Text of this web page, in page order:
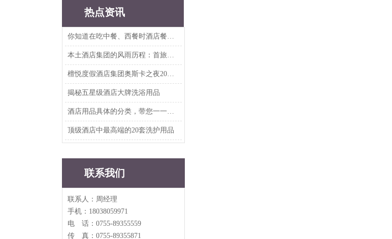
热点资讯
你知道在吃中餐、西餐时酒店餐具要如何摆放吗？
本土酒店集团的风雨历程：首旅、华住、东呈、尚美、雅斯特、铂涛、亚朵、开元、美豪...
檀悦度假酒店集团奥斯卡之夜2019年度客户答谢晚宴
揭秘五星级酒店大牌洗浴用品
酒店用品具体的分类，带您一一知晓
顶级酒店中最高端的20套洗护用品
联系我们
联系人：周经理
手机：18038059971
电 话：0755-89355559
传 真：0755-89355871